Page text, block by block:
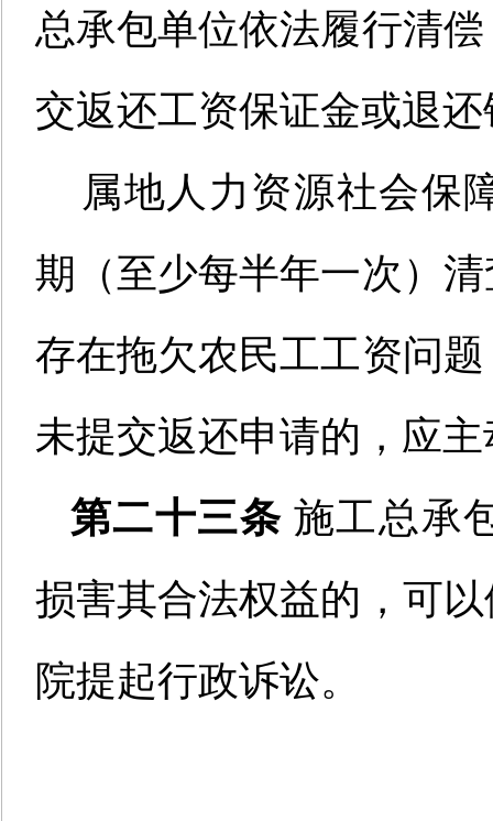
总承包单位依法履行清
交返还工资保证金或退
属地人力资源社会保
期（至少每半年一次）
存在拖欠农民工工资问
未提交返还申请的，应
第二十三条 施工总承
损害其合法权益的 ， 可
院提起行政诉讼。